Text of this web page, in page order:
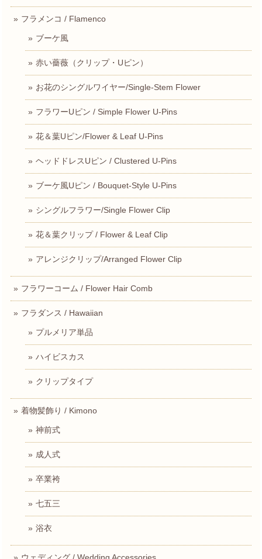
フラメンコ / Flamenco
ブーケ風
赤い薔薇（クリップ・Uピン）
お花のシングルワイヤー/Single-Stem Flower
フラワーUピン / Simple Flower U-Pins
花＆葉Uピン/Flower & Leaf U-Pins
ヘッドドレスUピン / Clustered U-Pins
ブーケ風Uピン / Bouquet-Style U-Pins
シングルフラワー/Single Flower Clip
花＆葉クリップ / Flower & Leaf Clip
アレンジクリップ/Arranged Flower Clip
フラワーコーム / Flower Hair Comb
フラダンス / Hawaiian
プルメリア単品
ハイビスカス
クリップタイプ
着物髪飾り / Kimono
神前式
成人式
卒業袴
七五三
浴衣
ウェディング / Wedding Accessories